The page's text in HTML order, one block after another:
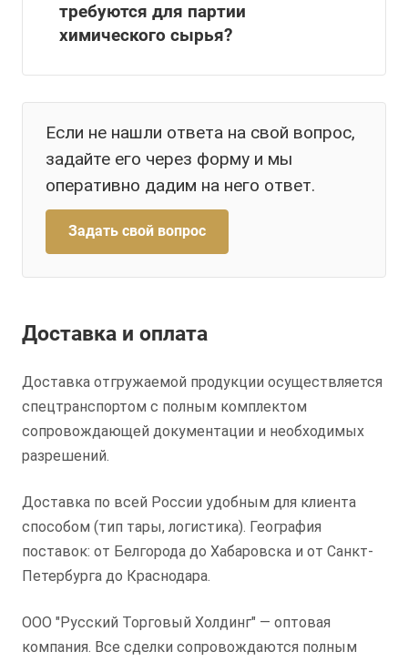
требуются для партии
химического сырья?
Если не нашли ответа на свой вопрос,
задайте его через форму и мы
оперативно дадим на него ответ.
Задать свой вопрос
Доставка и оплата
Доставка отгружаемой продукции осуществляется
спецтранспортом с полным комплектом
сопровождающей документации и необходимых
разрешений.
Доставка по всей России удобным для клиента
способом (тип тары, логистика). География
поставок: от Белгорода до Хабаровска и от Санкт-
Петербурга до Краснодара.
ООО "Русский Торговый Холдинг" — оптовая
компания. Все сделки сопровождаются полным